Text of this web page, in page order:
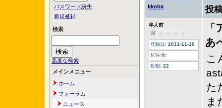
パスワード紛失
新規登録
検索
高度な検索
メインメニュー
ホーム
フォーラム
ニュース
kkoba
投
半人前
登録日: 2011-11-10
居住地:
投稿: 22
あ
こ
た
ま